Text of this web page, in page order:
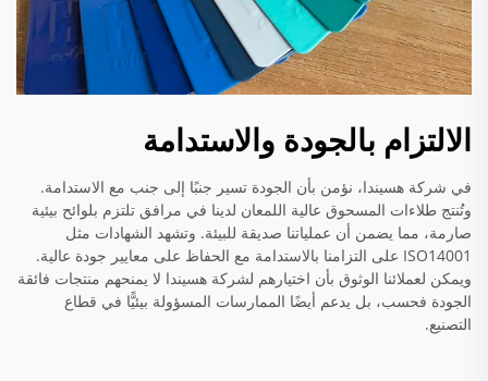
الالتزام بالجودة والاستدامة
في شركة هسيندا، نؤمن بأن الجودة تسير جنبًا إلى جنب مع الاستدامة.
وتُنتج طلاءات المسحوق عالية اللمعان لدينا في مرافق تلتزم بلوائح بيئية
صارمة، مما يضمن أن عملياتنا صديقة للبيئة. وتشهد الشهادات مثل
ISO14001 على التزامنا بالاستدامة مع الحفاظ على معايير جودة عالية.
ويمكن لعملائنا الوثوق بأن اختيارهم لشركة هسيندا لا يمنحهم منتجات فائقة
الجودة فحسب، بل يدعم أيضًا الممارسات المسؤولة بيئيًّا في قطاع
التصنيع.